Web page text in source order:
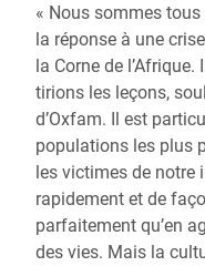
« Nous sommes
la réponse à une
la Corne de
tirions les leçons,
d’Oxfam. Il est
populations les plus
les victimes de notre
rapidement et de
parfaitement qu’en
des vies. Mais la